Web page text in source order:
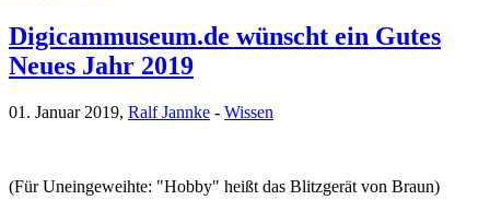
Digicammuseum.de wünscht ein Gutes
Neues Jahr 2019
01. Januar 2019, Ralf Jannke - Wissen
(Für Uneingeweihte: "Hobby" heißt das Blitzgerät von Braun)